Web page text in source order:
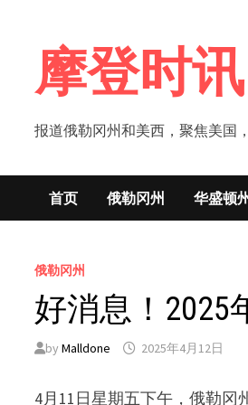
content摩登时
报道俄勒冈州和美西，聚焦美国
首页 俄勒冈州 华盛顿州
俄勒冈州
好消息！2025
byMalldone 2025年4月12日
4月11日星期五下午，俄勒冈